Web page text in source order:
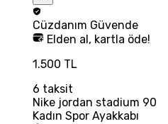
Cüzdanım Güvende
Elden al, kartla öde!
1.500 TL
6 taksit
Nike jordan stadium 90
Kadın Spor Ayakkabı